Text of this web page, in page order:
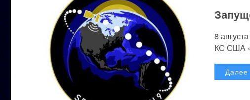
8
КС США
Далее